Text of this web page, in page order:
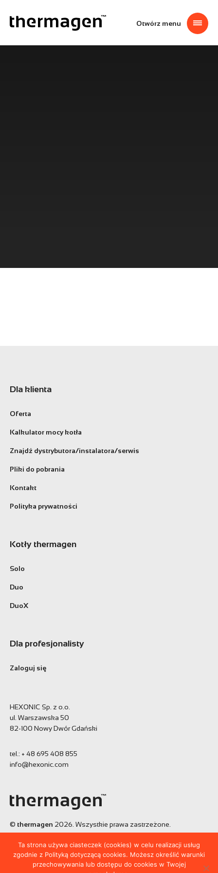
treści
Otwórz menu
Dla klienta
Oferta
Kalkulator mocy kotła
Znajdź dystrybutora/instalatora/serwis
Pliki do pobrania
Kontakt
Polityka prywatności
Kotły thermagen
Solo
Duo
DuoX
Dla profesjonalisty
Zaloguj się
HEXONIC Sp. z o.o.
ul. Warszawska 50
82-100 Nowy Dwór Gdański
tel.: + 48 695 408 855
info@hexonic.com
© thermagen 2026. Wszystkie prawa zastrzeżone.
Realizacja:
Tworzenie stron - Noveo
Ta strona używa ciasteczek (cookies) w celu realizacji usług
zgodnie z Polityką dotyczącą cookies. Możesz określić warunki
przechowywania lub dostępu do cookies w Twojej